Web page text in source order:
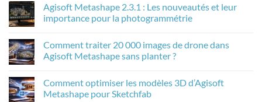
sur
Comment
la
l’échelle
de
l’IA
textures
de
la
Agisoft Metashape 2.3.1 : Les nouveautés et leur
importance pour la photogrammétrie
sur
Agisoft
Metashape
Les
nouveautés
et
Comment traiter 20 000 images de drone dans
Agisoft Metashape sans planter ?
sur
Comment
traiter
Comment optimiser les modèles 3D d’Agisoft
Metashape pour Sketchfab